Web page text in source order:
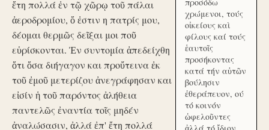
ἔτη πολλά ἐν τῷ χῶρῳ τοῦ πάλαι
ἀεροδρομίου, ὅ ἐστιν η πατρίς μου,
δέομαι θερμῶς δεῖξαι μοι ποῦ
εὑρίσκονται. Ἐν συντομία ἀπεδείχθη
ὅτι ὅσα διήγαγον και προὔτεινα ἐκ
τοῦ ἐμοῦ μετερίζου ἀνεγράφησαν και
εἰσίν ἡ τοῦ παρόντος ἀλήθεια
παντελῶς ἐναντία τοῖς μηδέν
ἀναλώσασιν, ἀλλά ἐπ' ἔτη πολλά
χρώμενοι, τούς
οἰκείους καὶ
φίλους καί τούς
ἑαυτοῖς
προσήκοντας
κατά τήν αὑτῶν
βούλησιν
ἐθεράπευον, ού
τό κοινόν
ὠφελοῦντες